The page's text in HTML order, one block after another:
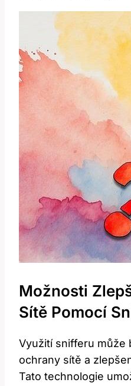
Možnosti
Sítě Pomocí
Využití snifferu může
ochrany sítě a
Tato technologie